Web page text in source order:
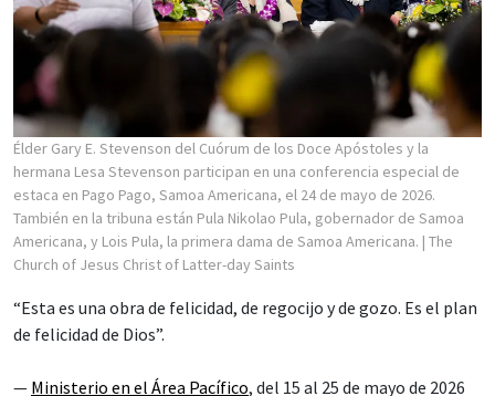
Élder Gary E. Stevenson del Cuórum de los Doce Apóstoles y la
hermana Lesa Stevenson participan en una conferencia especial de
estaca en Pago Pago, Samoa Americana, el 24 de mayo de 2026.
También en la tribuna están Pula Nikolao Pula, gobernador de Samoa
Americana, y Lois Pula, la primera dama de Samoa Americana. | The
Church of Jesus Christ of Latter-day Saints
“Esta es una obra de felicidad, de regocijo y de gozo. Es el plan
de felicidad de Dios”.
— Ministerio en el Área Pacífico, del 15 al 25 de mayo de 2026